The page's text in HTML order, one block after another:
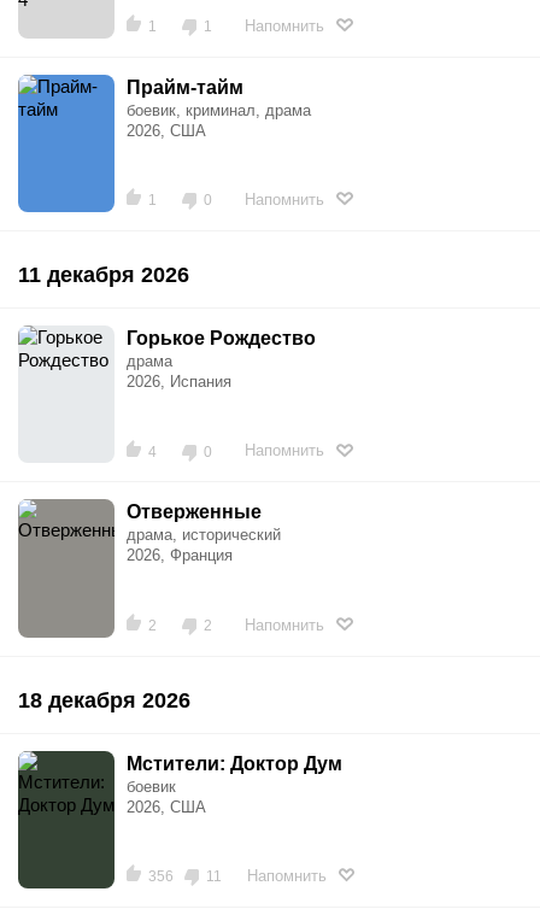
1 1 Напомнить
Прайм-тайм
боевик, криминал, драма
2026, США
1 0 Напомнить
11 декабря 2026
Горькое Рождество
драма
2026, Испания
4 0 Напомнить
Отверженные
драма, исторический
2026, Франция
2 2 Напомнить
18 декабря 2026
Мстители: Доктор Дум
боевик
2026, США
356 11 Напомнить